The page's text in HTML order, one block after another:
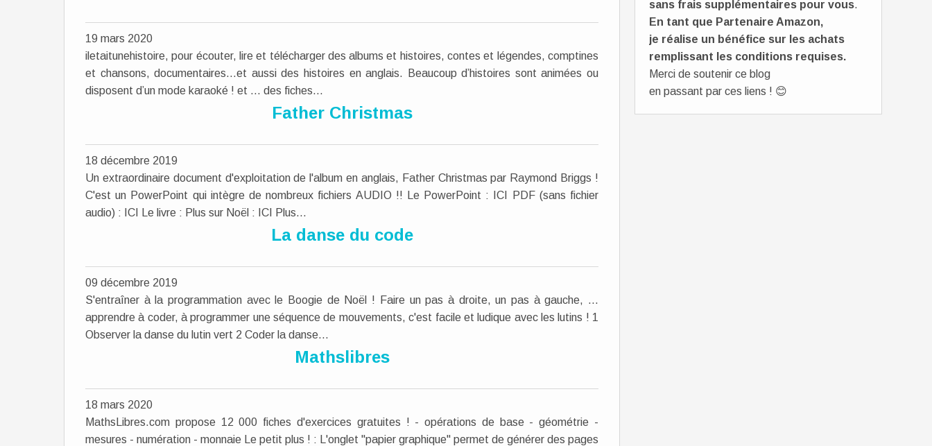
19 mars 2020
iletaitunehistoire, pour écouter, lire et télécharger des albums et histoires, contes et légendes, comptines
et chansons, documentaires…et aussi des histoires en anglais. Beaucoup d’histoires sont animées ou
disposent d’un mode karaoké ! et ... des fiches...
Father Christmas
18 décembre 2019
Un extraordinaire document d'exploitation de l'album en anglais, Father Christmas par Raymond Briggs !
C'est un PowerPoint qui intègre de nombreux fichiers AUDIO !! Le PowerPoint : ICI PDF (sans fichier
audio) : ICI Le livre : Plus sur Noël : ICI Plus...
La danse du code
09 décembre 2019
S'entraîner à la programmation avec le Boogie de Noël ! Faire un pas à droite, un pas à gauche, ...
apprendre à coder, à programmer une séquence de mouvements, c'est facile et ludique avec les lutins ! 1
Observer la danse du lutin vert 2 Coder la danse...
Mathslibres
18 mars 2020
MathsLibres.com propose 12 000 fiches d'exercices gratuites ! - opérations de base - géométrie -
mesures - numération - monnaie Le petit plus ! : L'onglet "papier graphique" permet de générer des pages
sans frais supplémentaires pour vous.
En tant que Partenaire Amazon,
je réalise un bénéfice sur les achats
remplissant les conditions requises.
Merci de soutenir ce blog
en passant par ces liens ! 😊